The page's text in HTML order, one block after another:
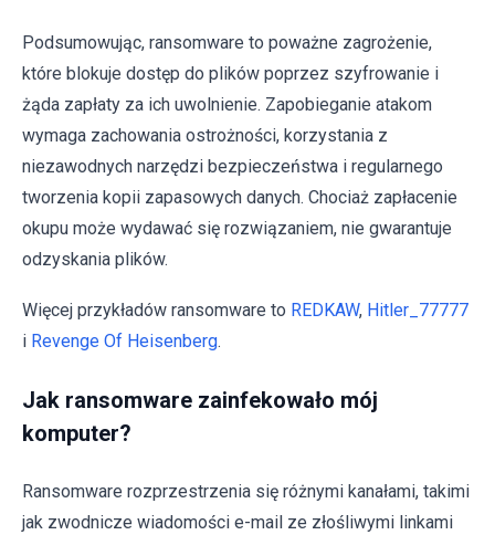
Podsumowując, ransomware to poważne zagrożenie,
które blokuje dostęp do plików poprzez szyfrowanie i
żąda zapłaty za ich uwolnienie. Zapobieganie atakom
wymaga zachowania ostrożności, korzystania z
niezawodnych narzędzi bezpieczeństwa i regularnego
tworzenia kopii zapasowych danych. Chociaż zapłacenie
okupu może wydawać się rozwiązaniem, nie gwarantuje
odzyskania plików.
Więcej przykładów ransomware to REDKAW, Hitler_77777
i Revenge Of Heisenberg.
Jak ransomware zainfekowało mój
komputer?
Ransomware rozprzestrzenia się różnymi kanałami, takimi
jak zwodnicze wiadomości e-mail ze złośliwymi linkami